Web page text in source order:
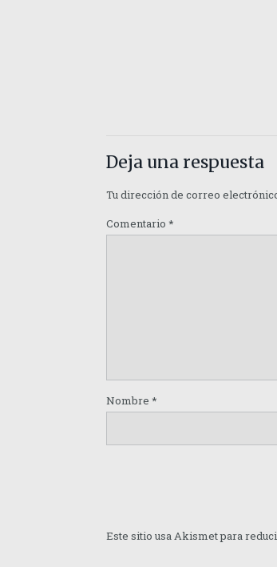
Deja una respuesta
Tu dirección de correo
Comentario *
Nombre *
Este sitio usa Akismet para